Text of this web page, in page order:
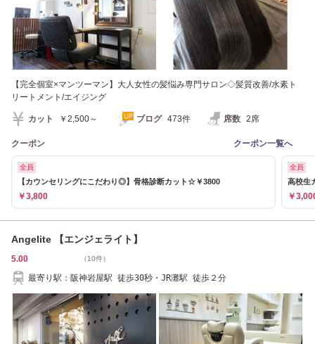
【完全個室×マンツーマン】大人女性の髪悩み専門サロン◇髪質改善/水素ト
リートメント/エイジング
カット ￥2,500～ ブログ 473件 席数 2席
クーポン クーポン一覧へ
全員
【カウンセリングにこだわり◎】骨格診断カット☆￥3800
￥3,800
全員
高校生
￥
Angelite 【エンジェライト】
5.00 （10件）
最寄り駅：阪神岩屋駅 徒歩30秒・JR灘駅 徒歩２分